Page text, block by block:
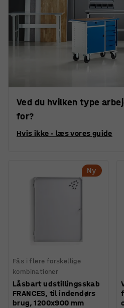
Ved du hvilken type
for?
Hvis ikke - læs vores guide
Ny
Fås i flere forskellige
kombinationer
Låsbart udstillingsskab
FRANCES, til indendørs
brug, 1200x900 mm